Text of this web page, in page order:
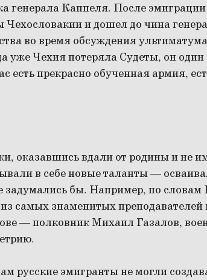
генерала Каппеля. После
и дошел до чина
во время обсуждения
уже Чехия потеряла Судеты, он
есть прекрасно обученная армия,
оказавшись вдали от родины и не
в себе новые таланты —
задумались бы. Например, по
самых знаменитых преподавателей
— полковник Михаил Газалов,
русские эмигранты не могли